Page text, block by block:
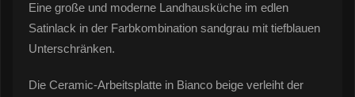
Eine große und moderne Landhausküche im edlen
Satinlack in der Farbkombination sandgrau mit tiefblauen
Unterschränken.
Die Ceramic-Arbeitsplatte in Bianco beige verleiht der